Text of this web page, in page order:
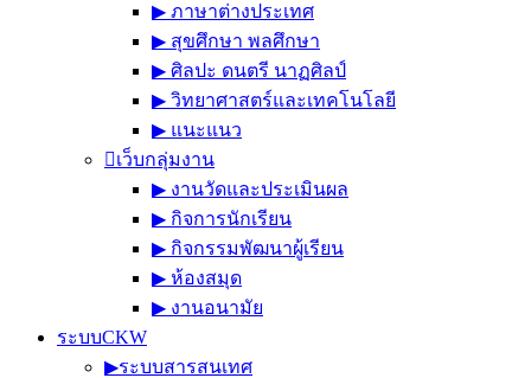
▶︎ ภาษาต่างประเทศ
▶︎ สุขศึกษา พลศึกษา
▶︎ ศิลปะ ดนตรี นาฏศิลป์
▶︎ วิทยาศาสตร์และเทคโนโลยี
▶︎ แนะแนว
เว็บกลุ่มงาน
▶︎ งานวัดและประเมินผล
▶︎ กิจการนักเรียน
▶︎ กิจกรรมพัฒนาผู้เรียน
▶︎ ห้องสมุด
▶︎ งานอนามัย
ระบบCKW
▶︎ระบบสารสนเทศ